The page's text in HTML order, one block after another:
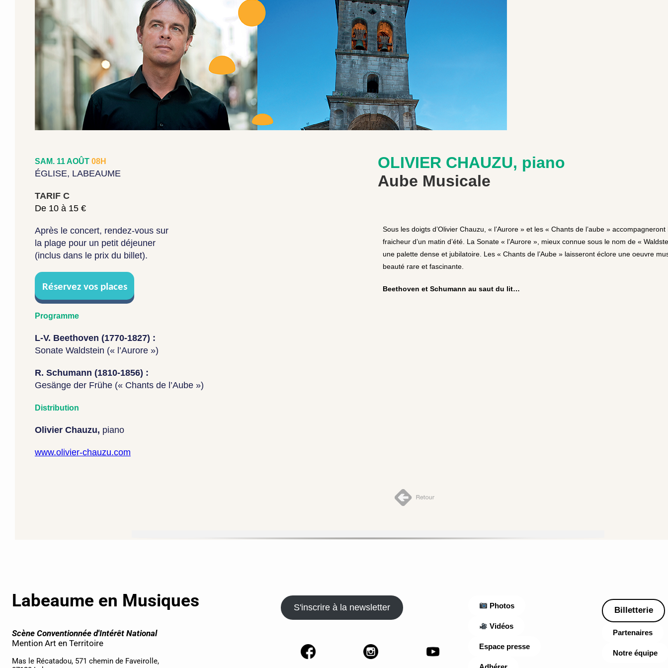
SAM. 11 AOÛT 08H
ÉGLISE, LABEAUME
TARIF C
De 10 à 15 €
Après le concert, rendez-vous sur
la plage pour un petit déjeuner
(inclus dans le prix du billet).
Réservez vos places
Programme
L-V. Beethoven (1770-1827) :
Sonate Waldstein (« l’Aurore »)
R. Schumann (1810-1856) :
Gesänge der Frühe (« Chants de l’Aube »)
Distribution
Olivier Chauzu, piano
www.olivier-chauzu.com
OLIVIER CHAUZU, piano
Aube Musicale
Sous les doigts d’Olivier Chauzu, « l’Aurore » et les « Chants de l’aube » accompagneront
fraicheur d’un matin d’été. La Sonate « l’Aurore », mieux connue sous le nom de «
une palette dense et jubilatoire. Les « Chants de l’Aube » laisseront éclore une oeuvre
beauté rare et fascinante.
Beethoven et Schumann au saut du lit…
Labeaume en Musiques
Scène Conventionnée d'Intérêt National
Mention Art en Territoire
Mas le Récatadou, 571 chemin de Faveirolle,
S'inscrire à la newsletter Photos
Vidéos
Espace presse
Billetterie
Partenaires
Notre équipe